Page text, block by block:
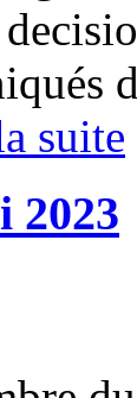
suite
2023